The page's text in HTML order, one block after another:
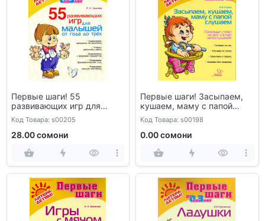
Первые шаги! 55
развивающих игр для
малышей от года до трех
Код Товара: s00205
28.00 сомони
Первые шаги! Засыпаем,
кушаем, маму с папой
слушаем.
Код Товара: s00198
0.00 сомони